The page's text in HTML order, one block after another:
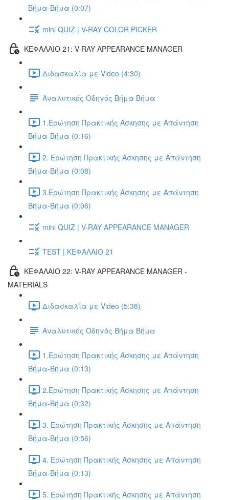
Βήμα-Βήμα (0:07)
mini QUIZ | V-RAY COLOR PICKER
ΚΕΦΑΛΑΙΟ 21: V-RAY APPEARANCE MANAGER
Διδασκαλία με Video (4:30)
Αναλυτικός Οδηγός Βήμα Βήμα
1.Ερώτηση Πρακτικής Άσκησης με Απάντηση
Βήμα-Βήμα (0:16)
2. Ερώτηση Πρακτικής Άσκησης με Απάντηση
Βήμα-Βήμα (0:08)
3.Ερώτηση Πρακτικής Άσκησης με Απάντηση
Βήμα-Βήμα (0:06)
mini QUIZ | V-RAY APPEARANCE MANAGER
TEST | ΚΕΦΑΛΑΙΟ 21
ΚΕΦΑΛΑΙΟ 22: V-RAY APPEARANCE MANAGER -
MATERIALS
Διδασκαλία με Video (5:38)
Αναλυτικός Οδηγός Βήμα Βήμα
1.Ερώτηση Πρακτικής Άσκησης με Απάντηση
Βήμα-Βήμα (0:13)
2.Ερώτηση Πρακτικής Άσκησης με Απάντηση
Βήμα-Βήμα (0:32)
3. Ερώτηση Πρακτικής Άσκησης με Απάντηση
Βήμα-Βήμα (0:56)
4. Ερώτηση Πρακτικής Άσκησης με Απάντηση
Βήμα-Βήμα (0:13)
5. Ερώτηση Πρακτικής Άσκησης με Απάντηση